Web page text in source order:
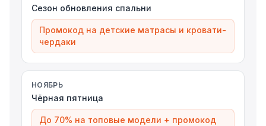
Сезон обновления спальни
Промокод на детские матрасы и кровати-
чердаки
НОЯБРЬ
Чёрная пятница
До 70% на топовые модели + промокод